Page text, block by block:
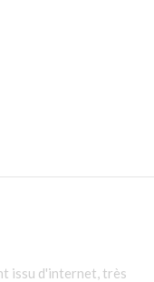
issu d'internet, très